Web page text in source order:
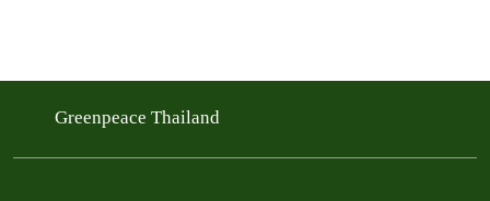
Greenpeace Thailand